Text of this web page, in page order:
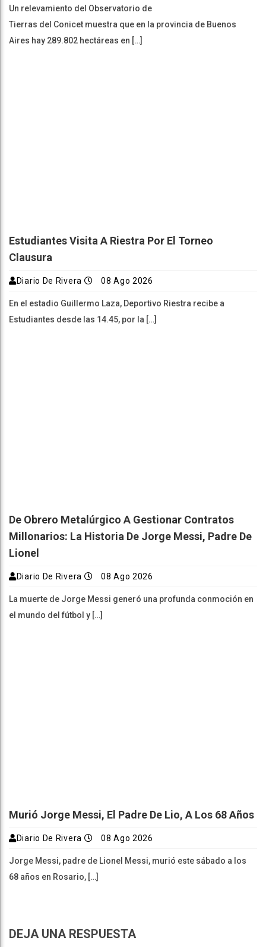
Un relevamiento del Observatorio de
Tierras del Conicet muestra que en la provincia de Buenos
Aires hay 289.802 hectáreas en […]
Estudiantes Visita A Riestra Por El Torneo
Clausura
Diario De Rivera 08 Ago 2026
En el estadio Guillermo Laza, Deportivo Riestra recibe a
Estudiantes desde las 14.45, por la […]
De Obrero Metalúrgico A Gestionar Contratos
Millonarios: La Historia De Jorge Messi, Padre De
Lionel
Diario De Rivera 08 Ago 2026
La muerte de Jorge Messi generó una profunda conmoción en
el mundo del fútbol y […]
Murió Jorge Messi, El Padre De Lio, A Los 68 Años
Diario De Rivera 08 Ago 2026
Jorge Messi, padre de Lionel Messi, murió este sábado a los
68 años en Rosario, […]
DEJA UNA RESPUESTA